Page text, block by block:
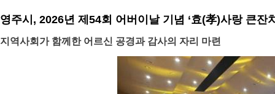
영주시, 2026년 제54회 어버이날 기념 ‘효(孝)사랑 큰잔
지역사회가 함께한 어르신 공경과 감사의 자리 마련